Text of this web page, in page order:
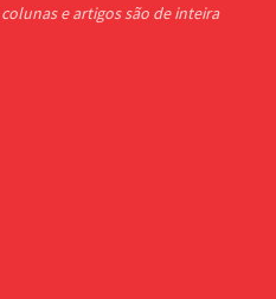
e artigos são de inteira